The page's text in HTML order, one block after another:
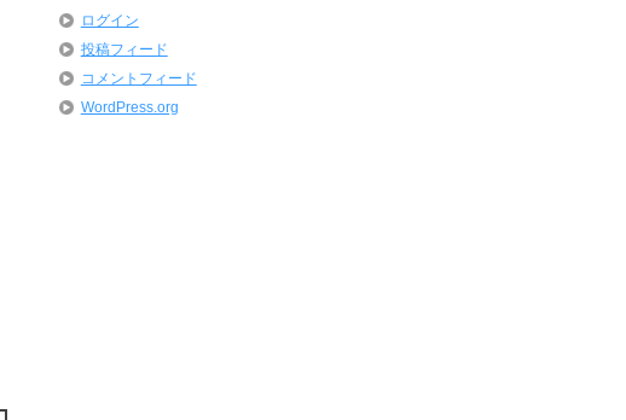
ログイン
投稿フィード
コメントフィード
WordPress.org